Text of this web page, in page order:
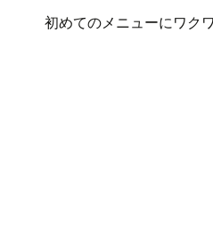
初めてのメニューにワク